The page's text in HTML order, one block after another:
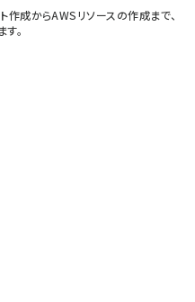
成からAWSリソースの作成まで、
。